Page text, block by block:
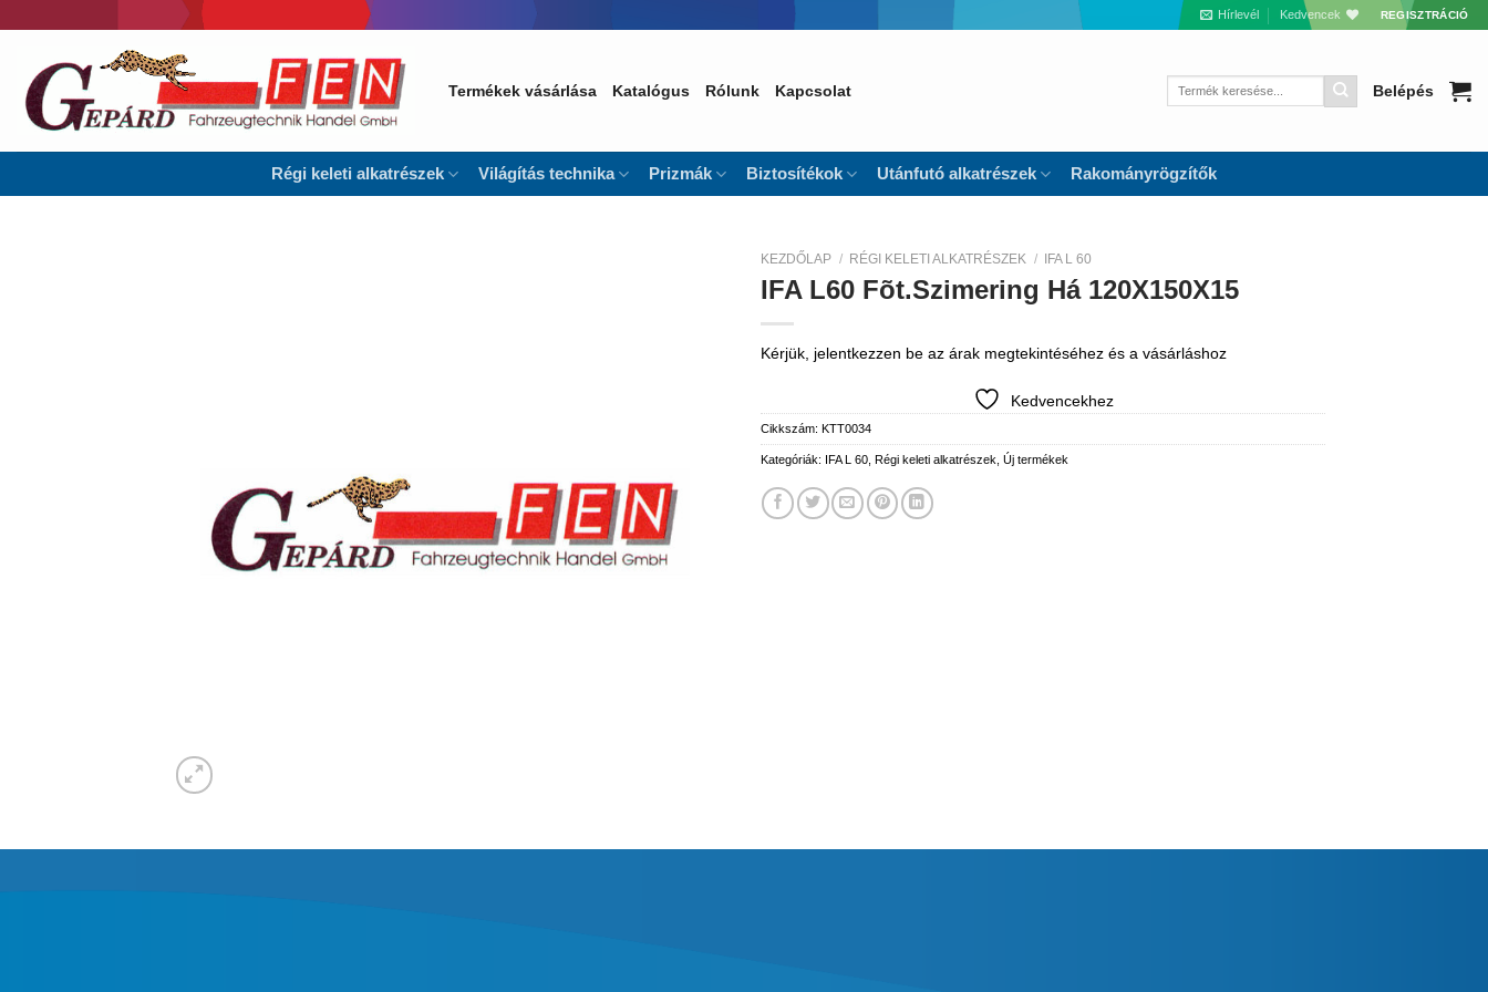
to
Hírlevél Kedvencek REGISZTRÁCIÓ
Termékek vásárlása Katalógus Rólunk Kapcsolat
Keresés
Belépés
Régi keleti alkatrészek Világítás technika Prizmák Biztosítékok Utánfutó alkatrészek Rakományrögzítők
KEZDŐLAP / RÉGI KELETI ALKATRÉSZEK / IFA L 60
IFA L60 Fõt.Szimering Há 120X150X15
Kérjük, jelentkezzen be az árak megtekintéséhez és a vásárláshoz
Kedvencekhez
Cikkszám: KTT0034
Kategóriák: IFA L 60 Régi keleti alkatrészek Új termékek